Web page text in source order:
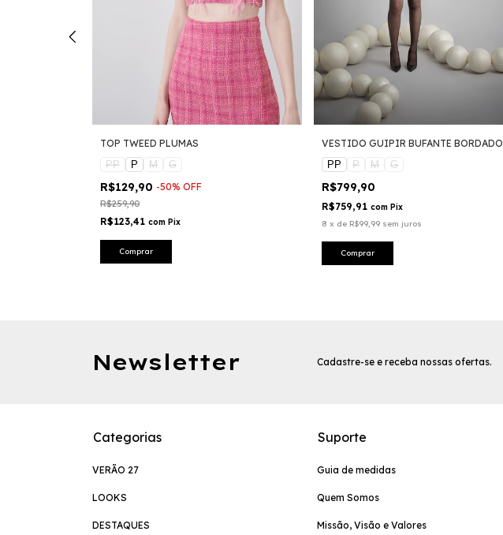
TOP TWEED PLUMAS
PP
P M G
R$129,90 -50% OFF
R$259,90
R$123,41 com Pix
Comprar
VESTIDO GUIPIR BUFANTE BORDADO
PP
P M G
R$799,90
R$759,91com Pix
8 x de R$99,99 sem juros
Comprar
Newsletter Cadastre-se e receba nossas ofertas.
Categorias
VERÃO 27
LOOKS
DESTAQUES
Suporte
Guia de medidas
Quem Somos
Missão, Visão e Valores